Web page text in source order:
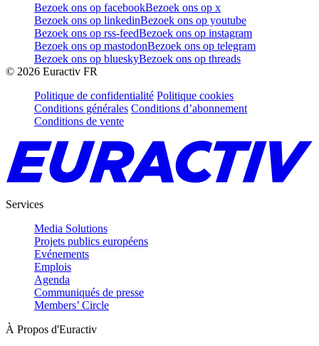
Bezoek ons op facebookBezoek ons op x
Bezoek ons op linkedinBezoek ons op youtube
Bezoek ons op rss-feedBezoek ons op instagram
Bezoek ons op mastodonBezoek ons op telegram
Bezoek ons op blueskyBezoek ons op threads
© 2026 Euractiv FR
Politique de confidentialité Politique cookies
Conditions générales Conditions d’abonnement
Conditions de vente
Services
Media Solutions
Projets publics européens
Evénements
Emplois
Agenda
Communiqués de presse
Members’ Circle
À Propos d'Euractiv